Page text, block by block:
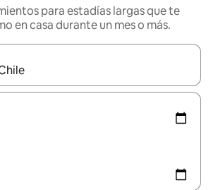
para estadías largas que te
en casa durante un mes o más.
estén disponibles, navega con las